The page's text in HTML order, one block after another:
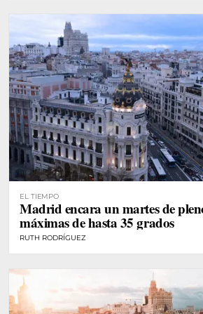
EL TIEMPO
Madrid encara un martes de
máximas de hasta 35 grados
RUTH RODRÍGUEZ